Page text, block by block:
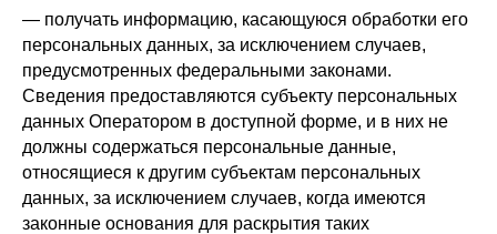
— получать информацию, касающуюся обработки его
персональных данных, за исключением случаев,
предусмотренных федеральными законами.
Сведения предоставляются субъекту персональных
данных Оператором в доступной форме, и в них не
должны содержаться персональные данные,
относящиеся к другим субъектам персональных
данных, за исключением случаев, когда имеются
законные основания для раскрытия таких